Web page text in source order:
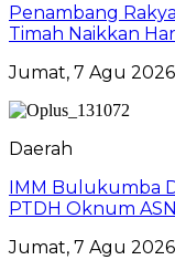
Penambang
Timah Naikkan
Jumat, 7 Agu
Daerah
IMM Bulukumba
PTDH Oknum
Jumat, 7 Agu 2026